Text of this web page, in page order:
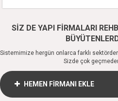
SİZ DE YAPI FİRMALARI
Sistemimize hergün onlarca farklı
Sizde çok
HEMEN FİRMANI EKLE